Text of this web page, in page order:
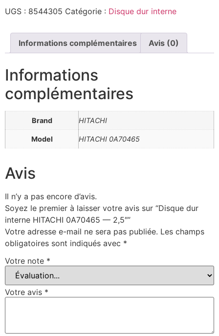
UGS : 8544305 Catégorie : Disque dur interne
Informations complémentaires Avis (0)
Informations
complémentaires
Brand HITACHI
Model HITACHI 0A70465
Avis
Il n’y a pas encore d’avis.
Soyez le premier à laisser votre avis sur “Disque dur
interne HITACHI 0A70465 — 2,5″”
Votre adresse e-mail ne sera pas publiée. Les champs
obligatoires sont indiqués avec *
Votre note *
Votre avis *